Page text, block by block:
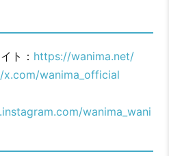
ト： https://wanima.net/
wanima_official
wanima_wani